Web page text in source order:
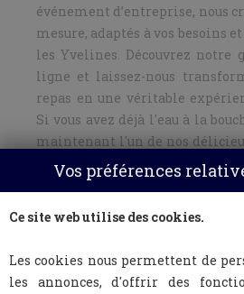
Vos préférences
Ce site web utilise des cookies.
Les cookies nous permettent de
les annonces, d'offrir des
événement d’entreprise, nous
mesure, adaptés à vos besoins
les Yvelines. Découvrez notre
ligne et laissez-nous
repas en une véritable
Si vous avez déjà l'eau à la
maintenant l'un de nos
en ligne en un clic ! Et n’hésitez
pour un devis personnalisé,